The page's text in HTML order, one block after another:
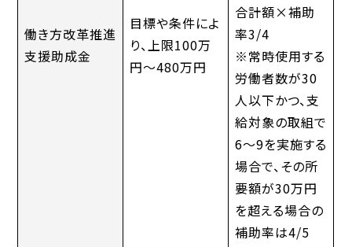
働き方改革推進
支援助成金
目標や条件によ
り、上限100万
円～480万円
合計額×補助
率3/4
※常時使用する
労働者数が30
人以下かつ、支
給対象の取組で
6～9を実施する
場合で、その所
要額が30万円
を超える場合の
補助率は4/5